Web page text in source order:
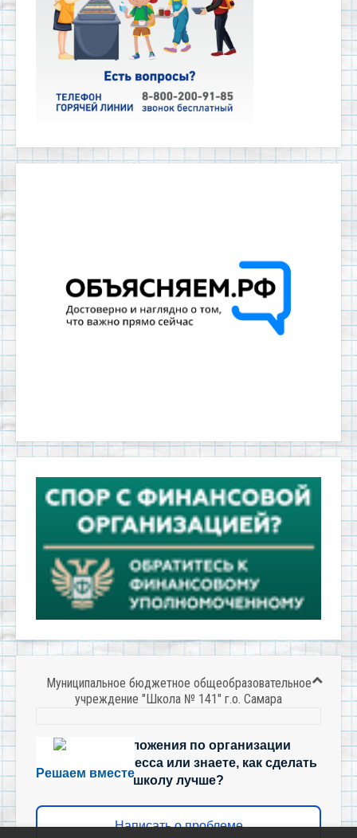
Муниципальное бюджетное общеобразовательное
учреждение "Школа № 141" г.о. Самара
Решаем вместе
Есть предложения по организации
учебного процесса или знаете, как сделать
школу лучше?
Написать о проблеме